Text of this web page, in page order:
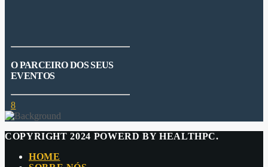
O PARCEIRO DOS SEUS
EVENTOS
COPYRIGHT 2024 POWERD BY HEALTHPC.
HOME